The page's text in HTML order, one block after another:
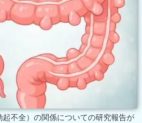
起不全）の関係についての研究報告が